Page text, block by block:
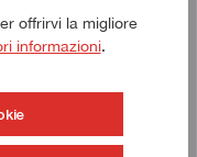
offrirvi la migliore
informazioni.